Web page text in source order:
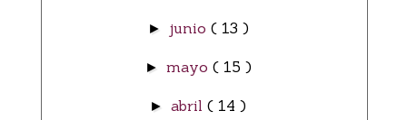
► junio ( 13 )
► mayo ( 15 )
► abril ( 14 )